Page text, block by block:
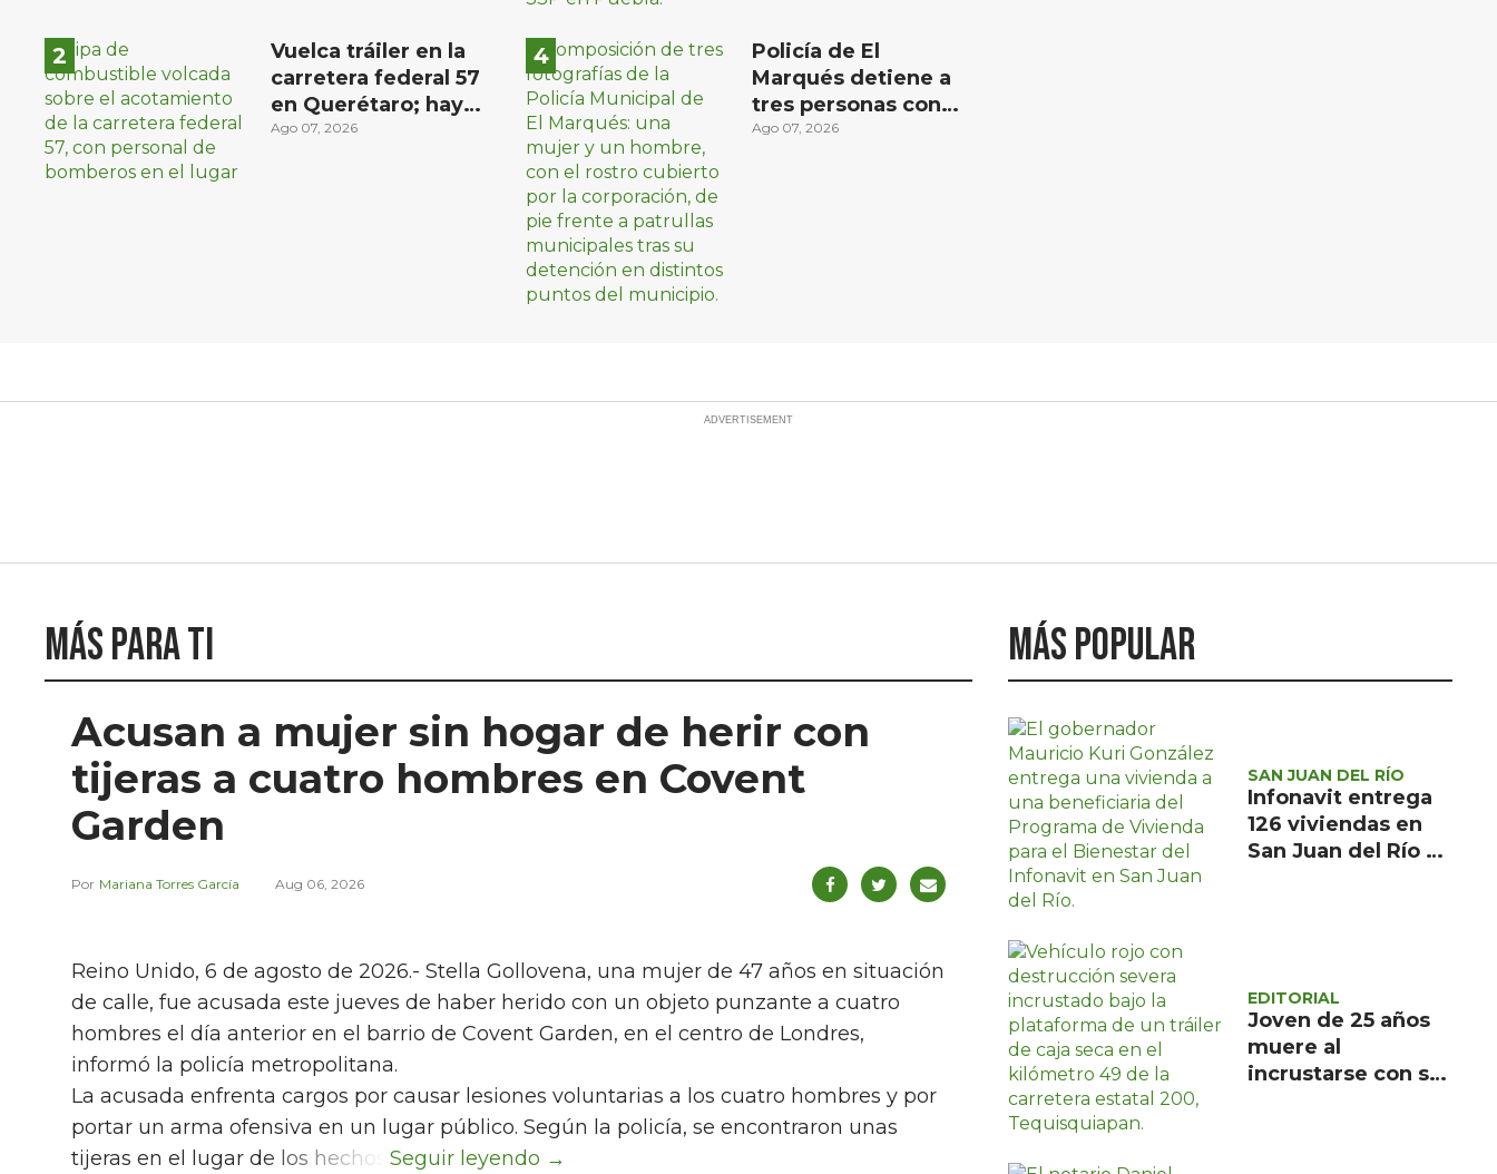
Vuelca tráiler en la
carretera federal 57
en Querétaro; hay
derrame de
Ago 07, 2026
Policía de El
Marqués detiene a
tres personas con
distintos narcóticos
Ago 07, 2026
Más para ti
Acusan a mujer sin hogar de herir con
tijeras a cuatro hombres en Covent
Garden
Mariana Torres García Aug 06, 2026
Reino Unido, 6 de agosto de 2026.- Stella Gollovena, una mujer de 47 años en situación
de calle, fue acusada este jueves de haber herido con un objeto punzante a cuatro
hombres el día anterior en el barrio de Covent Garden, en el centro de Londres,
informó la policía metropolitana.
La acusada enfrenta cargos por causar lesiones voluntarias a los cuatro hombres y por
portar un arma ofensiva en un lugar público. Según la policía, se encontraron unas
tijeras en el lugar de los hechos.
Más popular
SAN JUAN DEL RÍO
Infonavit entrega
126 viviendas en
San Juan del Río a
EDITORIAL
Joven de 25 años
muere al
incrustarse con su